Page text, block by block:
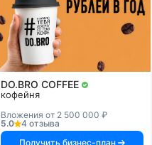
DO.BRO COFFEE
кофейня
Вложения от 2 500 000 ₽
5.0
4 отзыва
Получить бизнес-план